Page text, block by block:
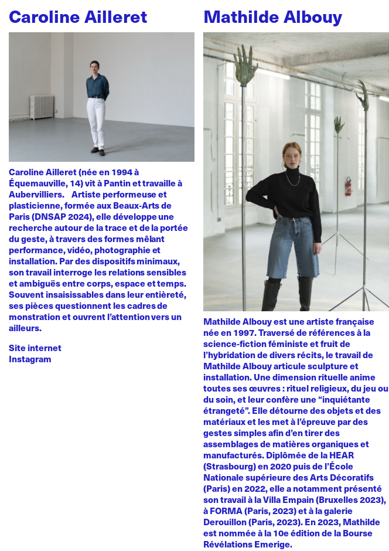
Caroline Ailleret
Caroline Ailleret (née en 1994 à
Équemauville, 14) vit à Pantin et travaille à
Aubervilliers. Artiste performeuse et
plasticienne, formée aux Beaux-Arts de
Paris (DNSAP 2024), elle développe une
recherche autour de la trace et de la portée
du geste, à travers des formes mêlant
performance, vidéo, photographie et
installation. Par des dispositifs minimaux,
son travail interroge les relations sensibles
et ambiguës entre corps, espace et temps.
Souvent insaisissables dans leur entièreté,
ses pièces questionnent les cadres de
monstration et ouvrent l’attention vers un
ailleurs.
Site internet
Instagram
Mathilde Albouy
Mathilde Albouy est une artiste française
née en 1997. Traversé de références à la
science-fiction féministe et fruit de
l’hybridation de divers récits, le travail de
Mathilde Albouy articule sculpture et
installation. Une dimension rituelle anime
toutes ses œuvres : rituel religieux, du jeu ou
du soin, et leur confère une “inquiétante
étrangeté”. Elle détourne des objets et des
matériaux et les met à l’épreuve par des
gestes simples afin d’en tirer des
assemblages de matières organiques et
manufacturés. Diplômée de la HEAR
(Strasbourg) en 2020 puis de l’École
Nationale supérieure des Arts Décoratifs
(Paris) en 2022, elle a notamment présenté
son travail à la Villa Empain (Bruxelles 2023),
à FORMA (Paris, 2023) et à la galerie
Derouillon (Paris, 2023). En 2023, Mathilde
est nommée à la 10e édition de la Bourse
Révélations Emerige.